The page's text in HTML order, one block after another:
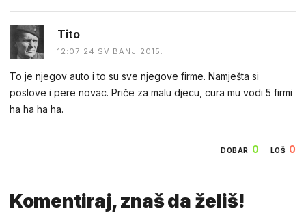
Tito
12:07 24.SVIBANJ 2015.
To je njegov auto i to su sve njegove firme. Namješta si
poslove i pere novac. Priče za malu djecu, cura mu vodi 5 firmi
ha ha ha ha.
DOBAR 0 LOŠ 0
Komentiraj, znaš da želiš!